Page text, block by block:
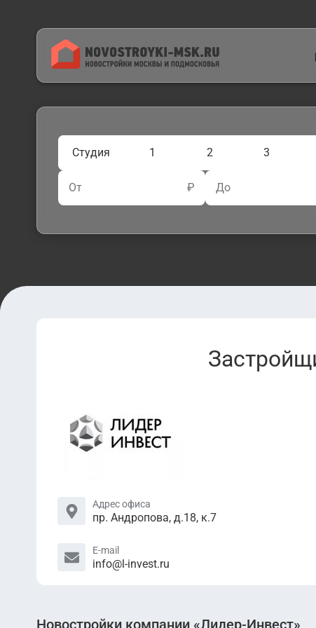
Студия 1 2 3
От ₽ До
Адрес офиса
пр. Андропова, д.18, к.7
E-mail
info@l-invest.ru
Новостройки компании «Лидер-Инвест»